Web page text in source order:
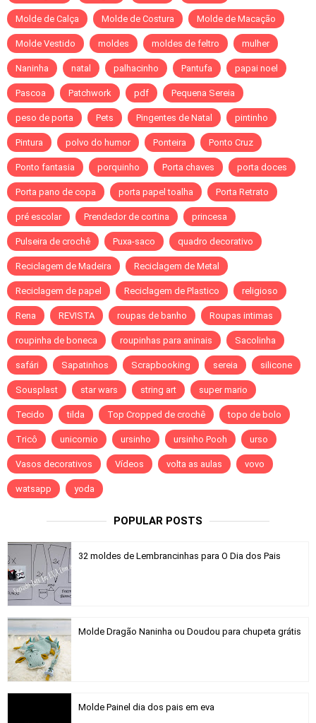
Molde de Calça Molde de Costura Molde de Macação
Molde Vestido moldes moldes de feltro mulher
Naninha natal palhacinho Pantufa papai noel
Pascoa Patchwork pdf Pequena Sereia
peso de porta Pets Pingentes de Natal pintinho
Pintura polvo do humor Ponteira Ponto Cruz
Ponto fantasia porquinho Porta chaves porta doces
Porta pano de copa porta papel toalha Porta Retrato
pré escolar Prendedor de cortina princesa
Pulseira de crochê Puxa-saco quadro decorativo
Reciclagem de Madeira Reciclagem de Metal
Reciclagem de papel Reciclagem de Plastico religioso
Rena REVISTA roupas de banho Roupas intimas
roupinha de boneca roupinhas para aninais Sacolinha
safári Sapatinhos Scrapbooking sereia silicone
Sousplast star wars string art super mario
Tecido tilda Top Cropped de crochê topo de bolo
Tricô unicornio ursinho ursinho Pooh urso
Vasos decorativos Vídeos volta as aulas vovo
watsapp yoda
POPULAR POSTS
32 moldes de Lembrancinhas para O Dia dos Pais
Molde Dragão Naninha ou Doudou para chupeta grátis
Molde Painel dia dos pais em eva